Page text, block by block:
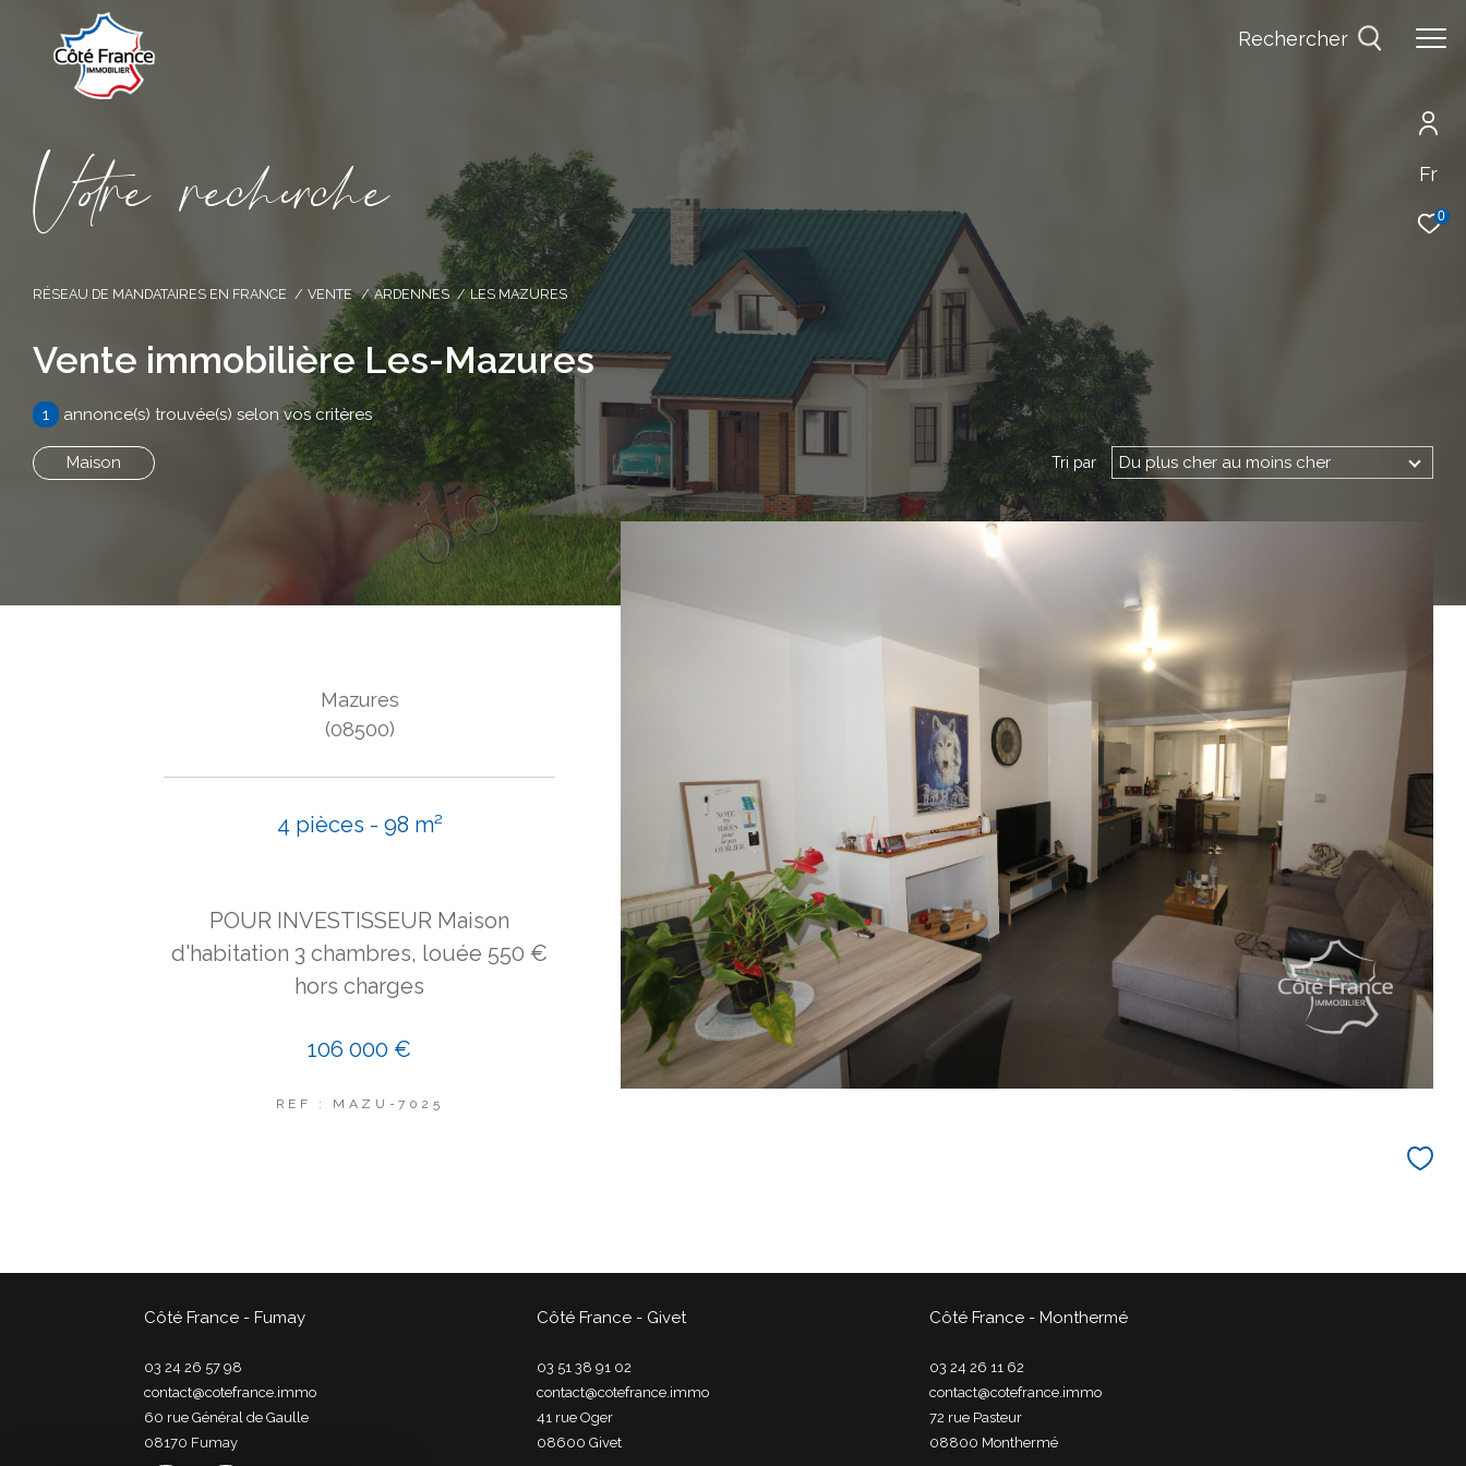
Fr
0
Rechercher
Vore recece
RÉSEAU DE MANDATAIRES EN FRANCE VENTE ARDENNES LES MAZURES
Vente immobilière Les-Mazures
1 annonce(s) trouvée(s) selon vos critères
Maison Tri par Du plus cher au moins cher
Mazures
(08500)
4 pièces - 98 m²
POUR INVESTISSEUR Maison
d'habitation 3 chambres, louée 550 €
hors charges
106 000 €
REF : MAZU-7025
Côté France - Fumay
03 24 26 57 98
contact@cotefrance.immo
60 rue Général de Gaulle
08170
fumay
Côté France - Givet
03 51 38 91 02
contact@cotefrance.immo
41 rue Oger
08600
givet
Côté France - Monthermé
03 24 26 11 62
contact@cotefrance.immo
72 rue Pasteur
08800
monthermé